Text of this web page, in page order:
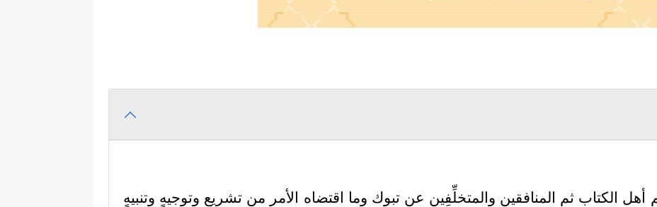
الكتاب ثم المنافقين والمتخلِّفِين عن تبوك وما اقتضاه الأمر من تشريعٍ وتوجيهٍ وتنبيهٍ